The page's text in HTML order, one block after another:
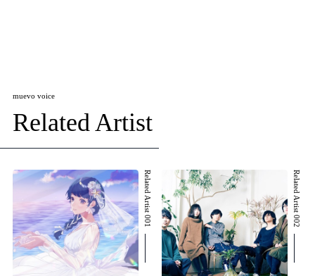
muevo voice
Related Artist
Related Artist 001 Related Artist 002